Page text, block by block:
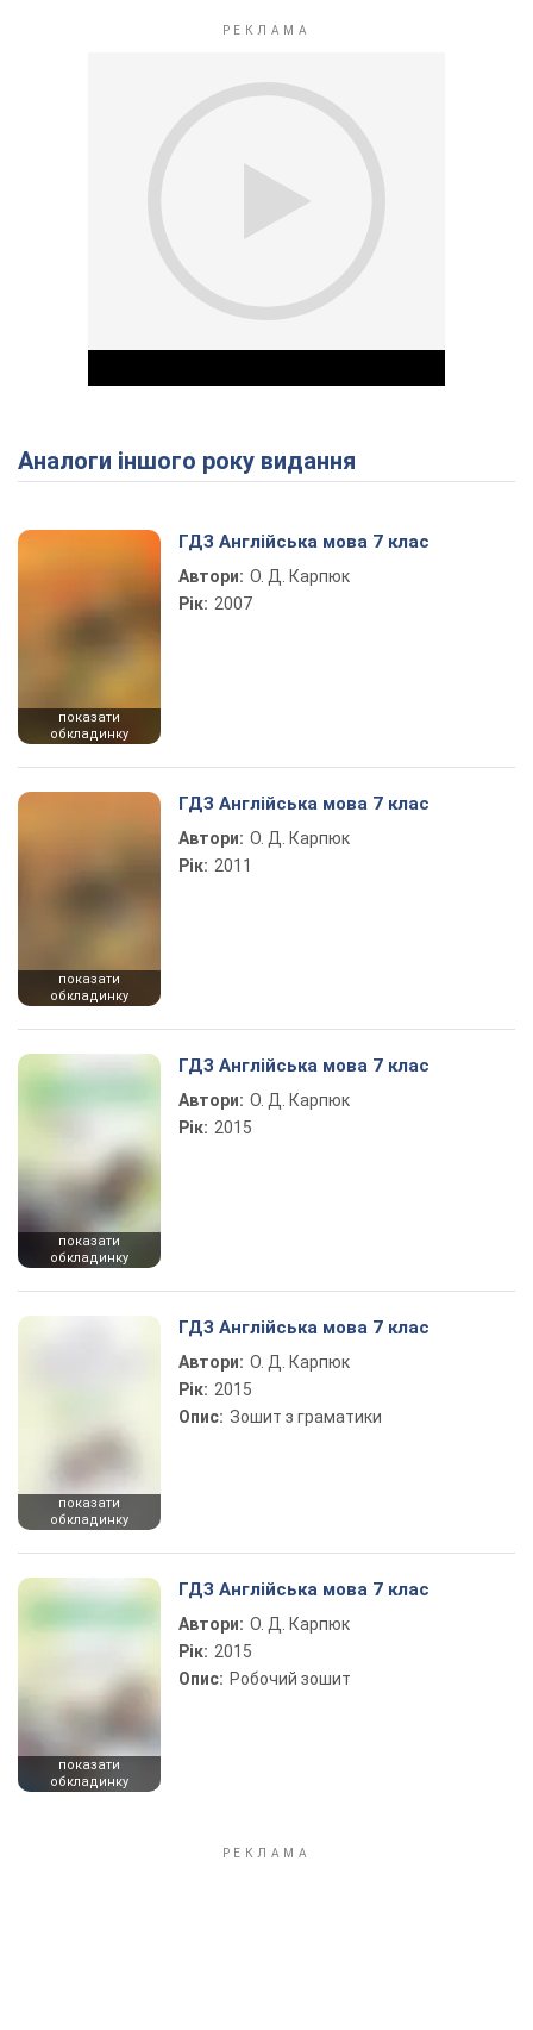
Play Video
Аналоги іншого року видання
показати
обкладинку
ГДЗ Англійська мова 7 клас
Автори: О. Д. Карпюк
Рік: 2007
показати
обкладинку
ГДЗ Англійська мова 7 клас
Автори: О. Д. Карпюк
Рік: 2011
показати
обкладинку
ГДЗ Англійська мова 7 клас
Автори: О. Д. Карпюк
Рік: 2015
показати
обкладинку
ГДЗ Англійська мова 7 клас
Автори: О. Д. Карпюк
Рік: 2015
Опис: Зошит з граматики
показати
обкладинку
ГДЗ Англійська мова 7 клас
Автори: О. Д. Карпюк
Рік: 2015
Опис: Робочий зошит